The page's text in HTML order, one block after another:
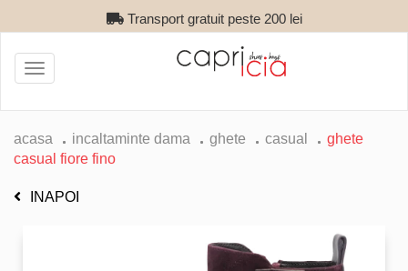
Transport gratuit peste 200 lei
Toggle
navigation
acasa incaltaminte dama ghete casual
ghete
casual fiore fino
INAPOI